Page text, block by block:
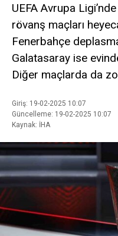
UEFA Avrupa
rövanş maçları
Fenerbahçe
Galatasaray ise
Diğer maçlarda da
Giriş: 19-02-2025 10:07
Güncelleme: 19-02-2025 10:07
Kaynak: İHA